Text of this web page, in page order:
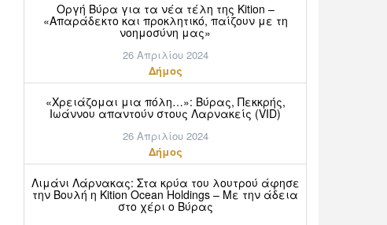
Οργή Βύρα για τα νέα τέλη της Kition –
«Απαράδεκτο και προκλητικό, παίζουν με τη
νοημοσύνη μας»
26 Απριλίου 2024
Δήμος
«Χρειάζομαι μια πόλη…»: Βύρας, Πεκκρής,
Ιωάννου απαντούν στους Λαρνακείς (VID)
26 Απριλίου 2024
Δήμος
Λιμάνι Λάρνακας: Στα κρύα του λουτρού άφησε
την Βουλή η Kition Ocean Holdings – Με την άδεια
στο χέρι ο Βύρας